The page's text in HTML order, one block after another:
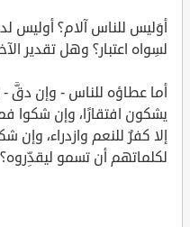
أوَليس للناس آلام؟ أوليس
لسِواه اعتبار؟ وهل تقدير
أما عطاؤه للناس - وإن دقَّ -
يشكون افتقارًا، وإن شكوا
إلا كفرٌ للنعم وازدراء،
لكلماتهم أن تسمو ليقدِّروه؟